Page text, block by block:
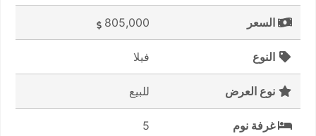
السعر 805,000
النوع فيلا
نوع العرض للبيع
غرفة نوم 5